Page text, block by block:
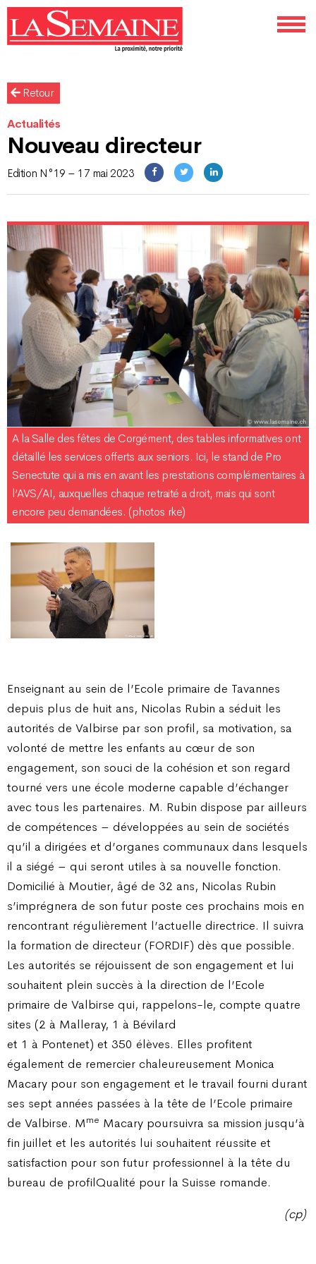
Retour
Actualités
Nouveau directeur
Edition N°19 – 17 mai 2023
A la Salle des fêtes de Corgément, des tables informatives ont
détaillé les services offerts aux seniors. Ici, le stand de Pro
Senectute qui a mis en avant les prestations complémentaires à
l’AVS/AI, auxquelles chaque retraité a droit, mais qui sont
encore peu demandées. (photos rke)
Enseignant au sein de l’Ecole primaire de Tavannes
depuis plus de huit ans, Nicolas Rubin a séduit les
autorités de Valbirse par son profil, sa motivation, sa
volonté de mettre les enfants au cœur de son
engagement, son souci de la cohésion et son regard
tourné vers une école moderne capable d’échanger
avec tous les partenaires. M. Rubin dispose par ailleurs
de compétences – développées au sein de sociétés
qu’il a dirigées et d’organes communaux dans lesquels
il a siégé – qui seront utiles à sa nouvelle fonction.
Domicilié à Moutier, âgé de 32 ans, Nicolas Rubin
s’imprégnera de son futur poste ces prochains mois en
rencontrant régulièrement l’actuelle directrice. Il suivra
la formation de directeur (FORDIF) dès que possible.
Les autorités se réjouissent de son engagement et lui
souhaitent plein succès à la direction de l’Ecole
primaire de Valbirse qui, rappelons-le, compte quatre
sites (2 à Malleray, 1 à Bévilard
et 1 à Pontenet) et 350 élèves. Elles profitent
également de remercier chaleureusement Monica
Macary pour son engagement et le travail fourni durant
ses sept années passées à la tête de l’Ecole primaire
de Valbirse. Mme Macary poursuivra sa mission jusqu’à
fin juillet et les autorités lui souhaitent réussite et
satisfaction pour son futur professionnel à la tête du
bureau de profilQualité pour la Suisse romande.
(cp)